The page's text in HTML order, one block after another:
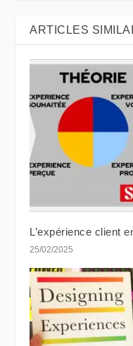
ARTICLES
L’expérience client
25/02/2025